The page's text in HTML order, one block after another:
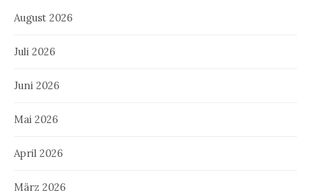
August 2026
Juli 2026
Juni 2026
Mai 2026
April 2026
März 2026